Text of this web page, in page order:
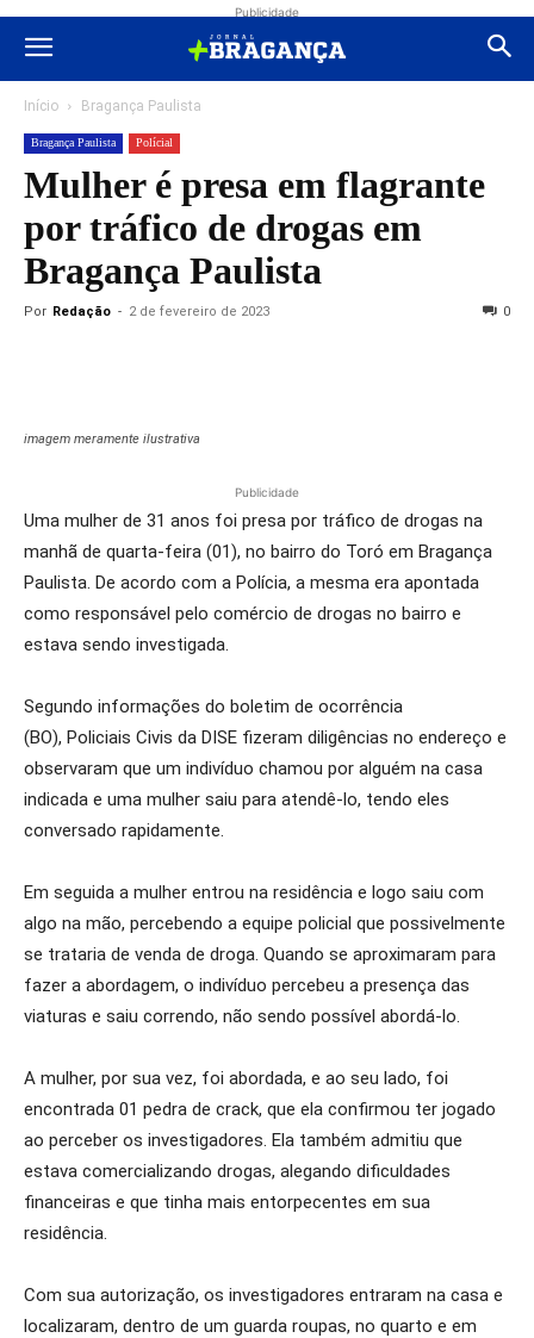
Publicidade
Início Bragança Paulista
Bragança Paulista Polícial
Mulher é presa em flagrante
por tráfico de drogas em
Bragança Paulista
Por Redação - 2 de fevereiro de 2023 0
imagem meramente ilustrativa
Publicidade
Uma mulher de 31 anos foi presa por tráfico de drogas na
manhã de quarta-feira (01), no bairro do Toró em Bragança
Paulista. De acordo com a Polícia, a mesma era apontada
como responsável pelo comércio de drogas no bairro e
estava sendo investigada.
Segundo informações do boletim de ocorrência
(BO), Policiais Civis da DISE fizeram diligências no endereço e
observaram que um indivíduo chamou por alguém na casa
indicada e uma mulher saiu para atendê-lo, tendo eles
conversado rapidamente.
Em seguida a mulher entrou na residência e logo saiu com
algo na mão, percebendo a equipe policial que possivelmente
se trataria de venda de droga. Quando se aproximaram para
fazer a abordagem, o indivíduo percebeu a presença das
viaturas e saiu correndo, não sendo possível abordá-lo.
A mulher, por sua vez, foi abordada, e ao seu lado, foi
encontrada 01 pedra de crack, que ela confirmou ter jogado
ao perceber os investigadores. Ela também admitiu que
estava comercializando drogas, alegando dificuldades
financeiras e que tinha mais entorpecentes em sua
residência.
Com sua autorização, os investigadores entraram na casa e
localizaram, dentro de um guarda roupas, no quarto e em